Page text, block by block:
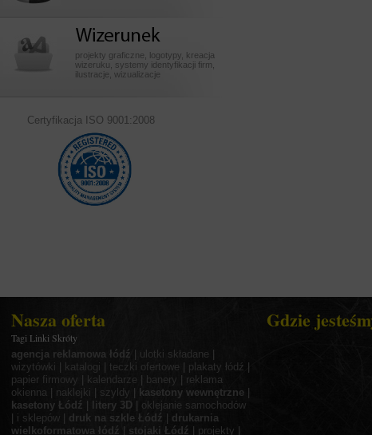
Wizerunek
projekty graficzne, logotypy, kreacja
wizeruku, systemy identyfikacji firm,
ilustracje, wizualizacje
Certyfikacja ISO 9001:2008
Nasza oferta
Tagi Linki Skróty
agencja reklamowa łódź ulotki składane
wizytówki
katalogi teczki ofertowe plakaty łódź
papier firmowy
kalendarze banery
reklama
okienna
naklejki szyldy kasetony wewnętrzne
kasetony Łódź
litery 3D
oklejanie samochodów
i sklepów druk na szkle Łódź
drukarnia
wielkoformatowa łódź
stojaki Łódź projekty
Gdzie